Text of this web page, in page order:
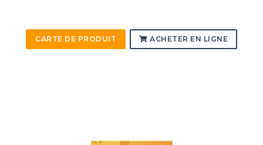
CARTE DE PRODUIT ACHETER EN LIGNE